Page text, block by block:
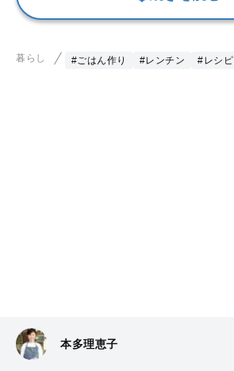
暮らし #ごはん作り #レンチン #レシピ
本多理恵子